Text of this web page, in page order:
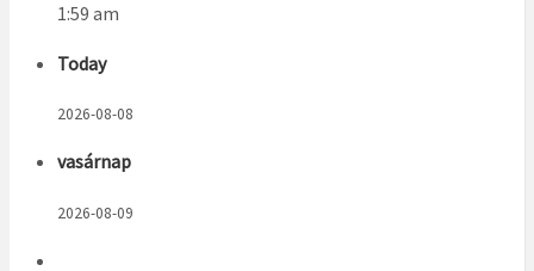
1:59 am
Today
2026-08-08
vasárnap
2026-08-09